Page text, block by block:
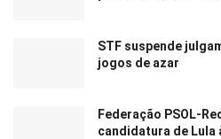
STF suspende
jogos de azar
Federação PSOL-
candidatura de Lula